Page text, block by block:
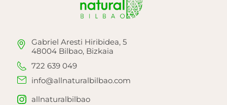
Gabriel Aresti Hiribidea, 5
48004 Bilbao, Bizkaia
722 639 049
info@allnaturalbilbao.com
allnaturalbilbao